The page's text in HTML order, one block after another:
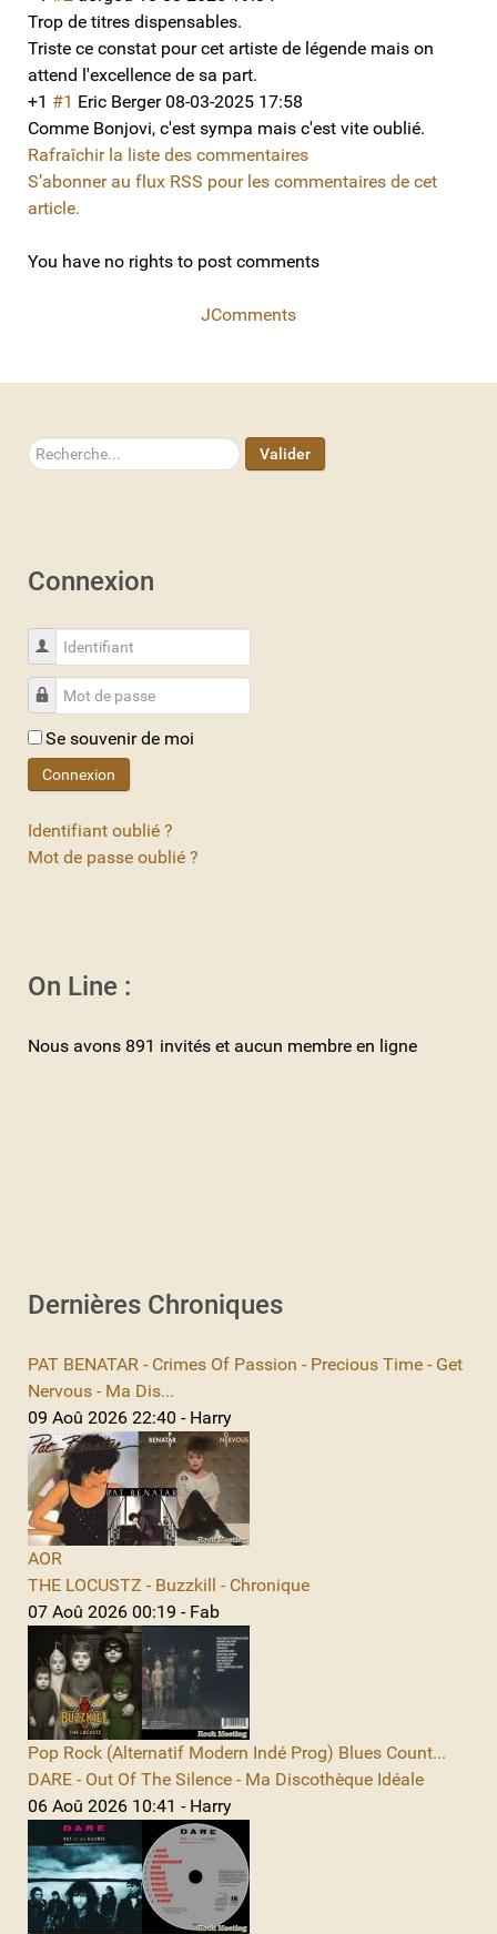
Trop de titres dispensables.
Triste ce constat pour cet artiste de légende mais on
attend l'excellence de sa part.
+1 #1 Eric Berger 08-03-2025 17:58
Comme Bonjovi, c'est sympa mais c'est vite oublié.
Rafraîchir la liste des commentaires
S’abonner au flux RSS pour les commentaires de cet
article.
You have no rights to post comments
JComments
Rechercher Valider
Connexion
Identifiant
Mot de passe
Se souvenir de moi
Connexion
Identifiant oublié ?
Mot de passe oublié ?
On Line :
Nous avons 891 invités et aucun membre en ligne
Dernières Chroniques
PAT BENATAR - Crimes Of Passion - Precious Time - Get
Nervous - Ma Dis...
09 Aoû 2026 22:40 - Harry
AOR
THE LOCUSTZ - Buzzkill - Chronique
07 Aoû 2026 00:19 - Fab
Pop Rock (Alternatif Modern Indé Prog) Blues Count...
DARE - Out Of The Silence - Ma Discothèque Idéale
06 Aoû 2026 10:41 - Harry